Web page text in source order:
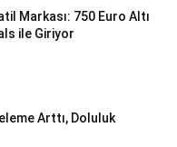
Markası: 750 Euro Altı
ile Giriyor
Arttı, Doluluk